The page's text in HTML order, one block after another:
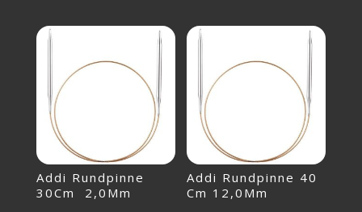
Addi Rundpinne
30Cm 2,0Mm
Addi Rundpinne 40
Cm 12,0Mm